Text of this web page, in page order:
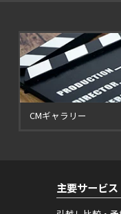
CMギャラリー
主要サービス